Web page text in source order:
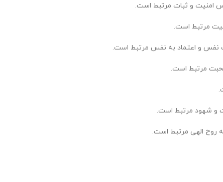
امنیت و ثبات مرتبط است.
مرتبط است.
نفس و اعتماد به نفس مرتبط است.
محبت مرتبط است.
و شهود مرتبط است.
به روح الهی مرتبط است.